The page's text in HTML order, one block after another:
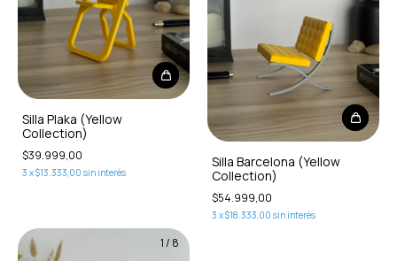
Silla Plaka (Yellow
Collection)
$39.999,00
3 x$13.333,00 sin interés
Silla Barcelona (Yellow
Collection)
$54.999,00
3 x$18.333,00 sin interés
1/ 8